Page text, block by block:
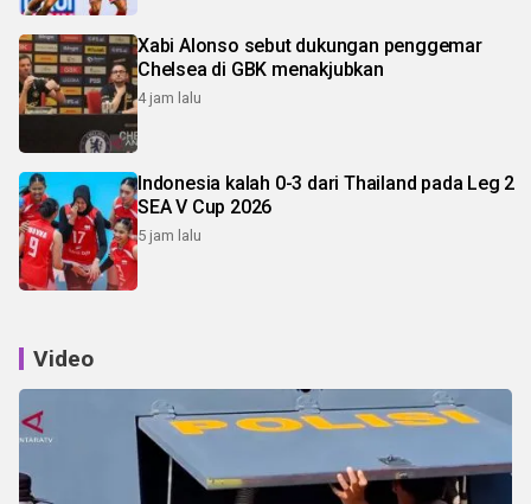
Xabi Alonso sebut dukungan penggemar
Chelsea di GBK menakjubkan
4 jam lalu
Indonesia kalah 0-3 dari Thailand pada Leg 2
SEA V Cup 2026
5 jam lalu
Video